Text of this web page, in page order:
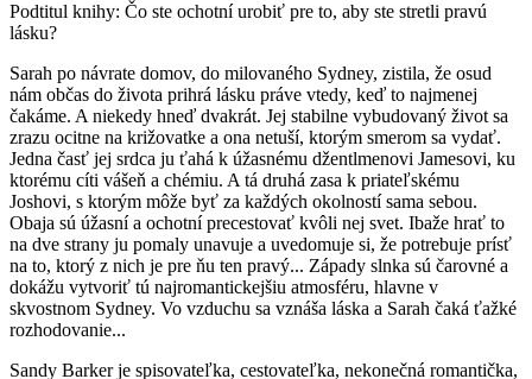
Podtitul knihy: Čo ste ochotní urobiť pre to, aby ste stretli pravú
lásku?
Sarah po návrate domov, do milovaného Sydney, zistila, že osud
nám občas do života prihrá lásku práve vtedy, keď to najmenej
čakáme. A niekedy hneď dvakrát. Jej stabilne vybudovaný život sa
zrazu ocitne na križovatke a ona netuší, ktorým smerom sa vydať.
Jedna časť jej srdca ju ťahá k úžasnému džentlmenovi Jamesovi, ku
ktorému cíti vášeň a chémiu. A tá druhá zasa k priateľskému
Joshovi, s ktorým môže byť za každých okolností sama sebou.
Obaja sú úžasní a ochotní precestovať kvôli nej svet. Ibaže hrať to
na dve strany ju pomaly unavuje a uvedomuje si, že potrebuje prísť
na to, ktorý z nich je pre ňu ten pravý... Západy slnka sú čarovné a
dokážu vytvoriť tú najromantickejšiu atmosféru, hlavne v
skvostnom Sydney. Vo vzduchu sa vznáša láska a Sarah čaká ťažké
rozhodovanie...
Sandy Barker je spisovateľka, cestovateľka, nekonečná romantička,